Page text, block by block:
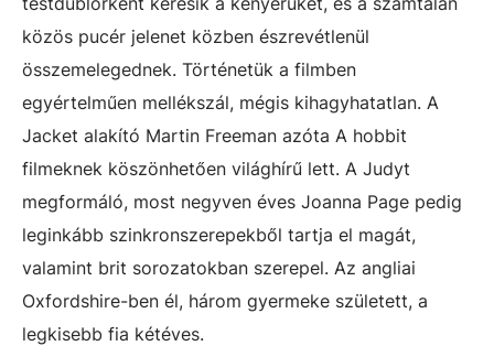
közös pucér jelenet közben észrevétlenül
összemelegednek. Történetük a filmben
egyértelműen mellékszál, mégis kihagyhatatlan. A
Jacket alakító Martin Freeman azóta A hobbit
filmeknek köszönhetően világhírű lett. A Judyt
megformáló, most negyven éves Joanna Page pedig
leginkább szinkronszerepekből tartja el magát,
valamint brit sorozatokban szerepel. Az angliai
Oxfordshire-ben él, három gyermeke született, a
legkisebb fia kétéves.